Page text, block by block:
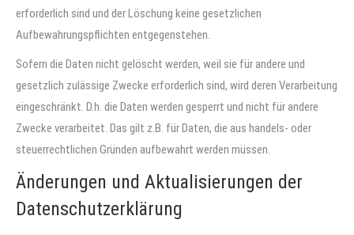
erforderlich sind und der Löschung keine gesetzlichen
Aufbewahrungspflichten entgegenstehen.
Sofern die Daten nicht gelöscht werden, weil sie für andere und
gesetzlich zulässige Zwecke erforderlich sind, wird deren Verarbeitung
eingeschränkt. D.h. die Daten werden gesperrt und nicht für andere
Zwecke verarbeitet. Das gilt z.B. für Daten, die aus handels- oder
steuerrechtlichen Gründen aufbewahrt werden müssen.
Änderungen und Aktualisierungen der
Datenschutzerklärung